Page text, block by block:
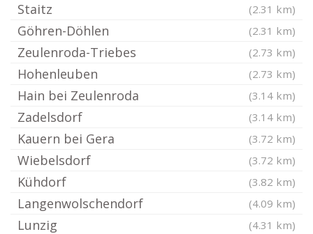
Staitz (2.31 km)
Göhren-Döhlen (2.31 km)
Zeulenroda-Triebes (2.73 km)
Hohenleuben (2.73 km)
Hain bei Zeulenroda (3.14 km)
Zadelsdorf (3.14 km)
Kauern bei Gera (3.72 km)
Wiebelsdorf (3.72 km)
Kühdorf (3.82 km)
Langenwolschendorf (4.09 km)
Lunzig (4.31 km)